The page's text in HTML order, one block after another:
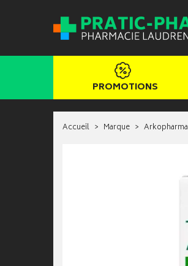
PROMOTIONS
Accueil Marque Arkopharma